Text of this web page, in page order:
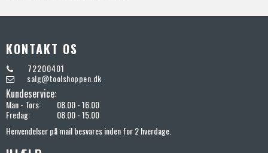
KONTAKT OS
72200401
salg@toolshoppen.dk
Kundeservice:
Man - Tors:
08.00 - 16.00
Fredag:
08.00 - 15.00
Henvendelser på mail besvares inden for 2 hverdage.